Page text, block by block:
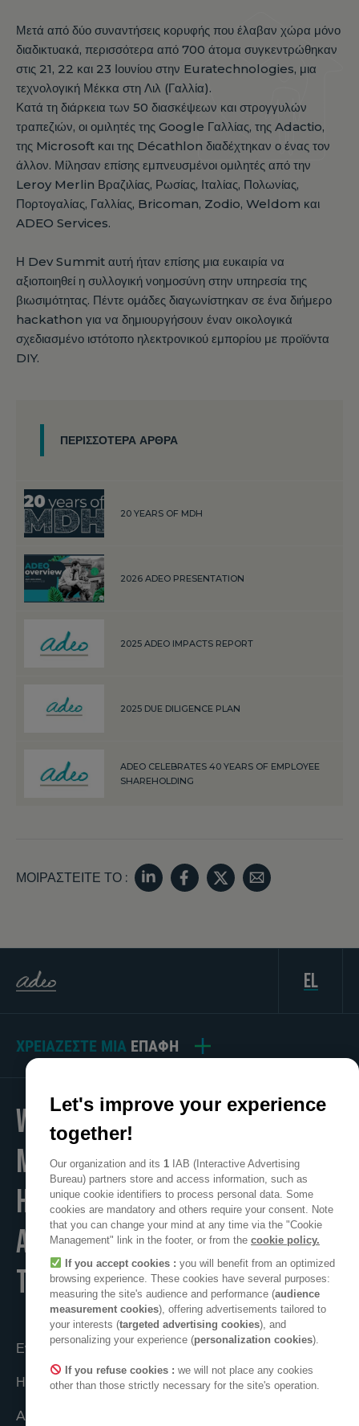
Μετά από δύο συναντήσεις κορυφής που έλαβαν χώρα μόνο
διαδικτυακά, περισσότερα από 700 άτομα συγκεντρώθηκαν
στις 21, 22 και 23 Ιουνίου στην Euratechnologies, μια
τεχνολογική Μέκκα στη Λιλ (Γαλλία).
Κατά τη διάρκεια των 50 διασκέψεων και στρογγυλών
τραπεζιών, οι ομιλητές της Google Γαλλίας, της Adactio,
της Microsoft και της Décathlon διαδέχτηκαν ο ένας τον
άλλον. Μίλησαν επίσης εμπνευσμένοι ομιλητές από την
Leroy Merlin Βραζιλίας, Ρωσίας, Ιταλίας, Πολωνίας,
Πορτογαλίας, Γαλλίας, Bricoman, Zodio, Weldom και
ADEO Services.
Η Dev Summit αυτή ήταν επίσης μια ευκαιρία να
αξιοποιηθεί η συλλογική νοημοσύνη στην υπηρεσία της
βιωσιμότητας. Πέντε ομάδες διαγωνίστηκαν σε ένα διήμερο
hackathon για να δημιουργήσουν έναν οικολογικά
σχεδιασμένο ιστότοπο ηλεκτρονικού εμπορίου με προϊόντα
DIY.
ΠΕΡΙΣΣΌΤΕΡΑ ΆΡΘΡΑ
20 YEARS OF MDH
2026 ADEO PRESENTATION
2025 ADEO IMPACTS REPORT
2025 DUE DILIGENCE PLAN
ADEO CELEBRATES 40 YEARS OF EMPLOYEE
SHAREHOLDING
ΜΟΙΡΑΣΤΕΊΤΕ ΤΟ :
el
ΧΡΕΙΆΖΕΣΤΕ ΜΙΑ ΕΠΑΦΉ
WE
MAKE
HOME
A POSITIVE PLACE
TO LIVE
Ενεργώντας από κοινού
Η συλλογικότητα ADEO
ADEO στον κόσμο
Let's improve your experience
together!
Our organization and its 1 IAB (Interactive Advertising
Bureau) partners store and access information, such as
unique cookie identifiers to process personal data. Some
cookies are mandatory and others require your consent. Note
that you can change your mind at any time via the "Cookie
Management" link in the footer, or from the cookie policy.
If you accept cookies : you will benefit from an optimized
browsing experience. These cookies have several purposes:
measuring the site's audience and performance (audience
measurement cookies), offering advertisements tailored to
your interests (targeted advertising cookies), and
personalizing your experience (personalization cookies).
If you refuse cookies : we will not place any cookies
other than those strictly necessary for the site's operation.